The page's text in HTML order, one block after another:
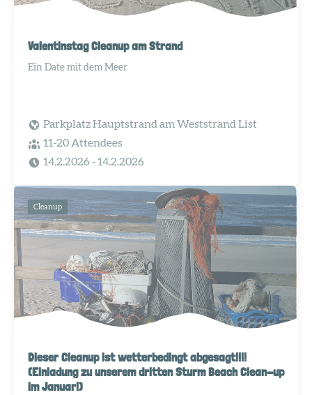
Valentinstag Cleanup am Strand
Ein Date mit dem Meer
Parkplatz Hauptstrand am Weststrand List
11-20 Attendees
14.2.2026 - 14.2.2026
Cleanup
Dieser Cleanup ist wetterbedingt abgesagt!!!!
(Einladung zu unserem dritten Sturm Beach Clean-up
im Januar!)